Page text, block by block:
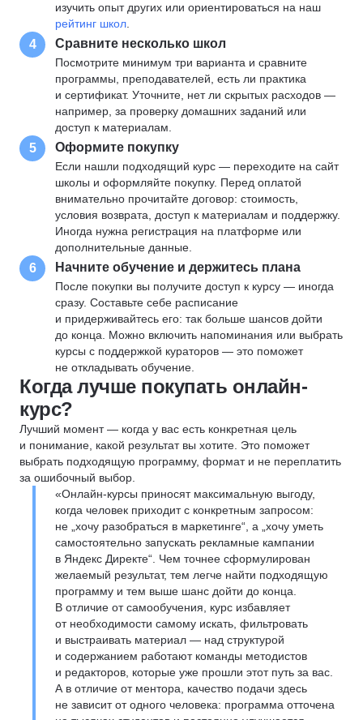
изучить опыт других или ориентироваться на наш
рейтинг школ
4 Сравните несколько школ
Посмотрите минимум три варианта и сравните
программы, преподавателей, есть ли практика
и сертификат. Уточните, нет ли скрытых расходов —
например, за проверку домашних заданий или
доступ к материалам.
5 Оформите покупку
Если нашли подходящий курс — переходите на сайт
школы и оформляйте покупку. Перед оплатой
внимательно прочитайте договор: стоимость,
условия возврата, доступ к материалам и поддержку.
Иногда нужна регистрация на платформе или
дополнительные данные.
6 Начните обучение и держитесь плана
После покупки вы получите доступ к курсу — иногда
сразу. Составьте себе расписание
и придерживайтесь его: так больше шансов дойти
до конца. Можно включить напоминания или выбрать
курсы с поддержкой кураторов — это поможет
не откладывать обучение.
Когда лучше покупать онлайн-
курс?
Лучший момент — когда у вас есть конкретная цель
и понимание, какой результат вы хотите. Это поможет
выбрать подходящую программу, формат и не переплатить
за ошибочный выбор.
«Онлайн-курсы приносят максимальную выгоду,
когда человек приходит с конкретным запросом:
не „хочу разобраться в маркетинге“, а „хочу уметь
самостоятельно запускать рекламные кампании
в Яндекс Директе“. Чем точнее сформулирован
желаемый результат, тем легче найти подходящую
программу и тем выше шанс дойти до конца.
В отличие от самообучения, курс избавляет
от необходимости самому искать, фильтровать
и выстраивать материал — над структурой
и содержанием работают команды методистов
и редакторов, которые уже прошли этот путь за вас.
А в отличие от ментора, качество подачи здесь
не зависит от одного человека: программа отточена